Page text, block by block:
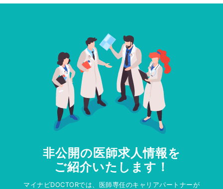
非公開の医師求人情報を
ご紹介いたします！
マイナビDOCTORでは、医師専任のキャリアパートナーが